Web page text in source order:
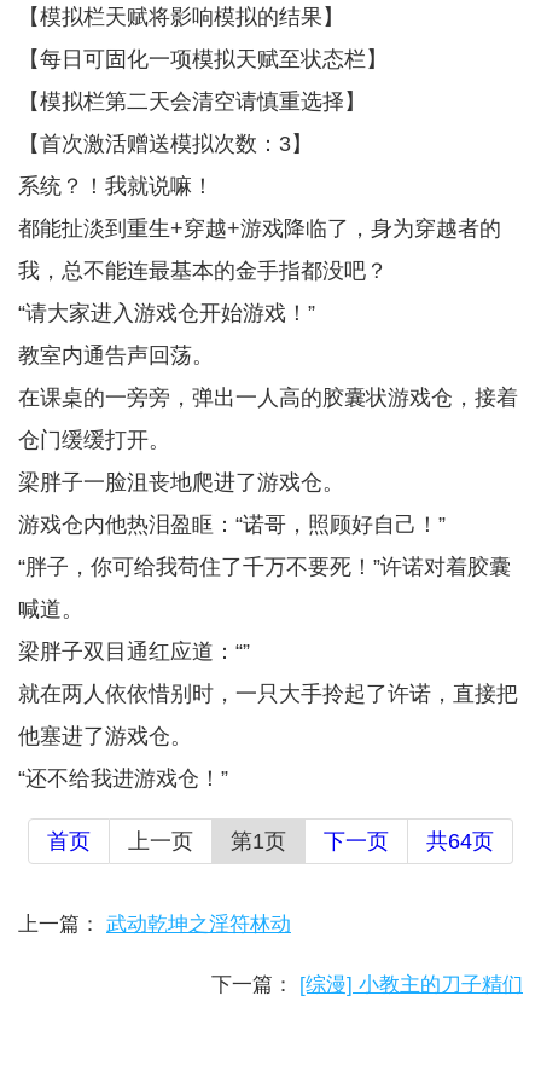
【模拟栏天赋将影响模拟的结果】
【每日可固化一项模拟天赋至状态栏】
【模拟栏第二天会清空请慎重选择】
【首次激活赠送模拟次数：3】
系统？！我就说嘛！
都能扯淡到重生+穿越+游戏降临了，身为穿越者的
我，总不能连最基本的金手指都没吧？
“请大家进入游戏仓开始游戏！”
教室内通告声回荡。
在课桌的一旁旁，弹出一人高的胶囊状游戏仓，接着
仓门缓缓打开。
梁胖子一脸沮丧地爬进了游戏仓。
游戏仓内他热泪盈眶：“诺哥，照顾好自己！”
“胖子，你可给我苟住了千万不要死！”许诺对着胶囊
喊道。
梁胖子双目通红应道：“”
就在两人依依惜别时，一只大手拎起了许诺，直接把
他塞进了游戏仓。
“还不给我进游戏仓！”
首页 上一页 第1页 下一页 共64页
上一篇： 武动乾坤之淫符林动
下一篇： [综漫] 小教主的刀子精们